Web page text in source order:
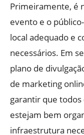
Primeiramente, é
evento e o
local adequado e
necessários. Em
plano de
de marketing
garantir que
estejam bem
infraestrutura